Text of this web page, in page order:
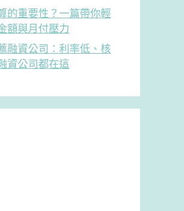
的重要性？一篇帶你輕
額與月付壓力
融資公司：利率低、核
資公司都在這